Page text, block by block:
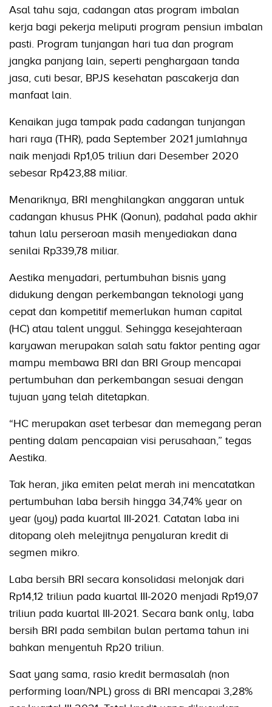
Asal tahu saja, cadangan atas program imbalan
kerja bagi pekerja meliputi program pensiun imbalan
pasti. Program tunjangan hari tua dan program
jangka panjang lain, seperti penghargaan tanda
jasa, cuti besar, BPJS kesehatan pascakerja dan
manfaat lain.
Kenaikan juga tampak pada cadangan tunjangan
hari raya (THR), pada September 2021 jumlahnya
naik menjadi Rp1,05 triliun dari Desember 2020
sebesar Rp423,88 miliar.
Menariknya, BRI menghilangkan anggaran untuk
cadangan khusus PHK (Qonun), padahal pada akhir
tahun lalu perseroan masih menyediakan dana
senilai Rp339,78 miliar.
Aestika menyadari, pertumbuhan bisnis yang
didukung dengan perkembangan teknologi yang
cepat dan kompetitif memerlukan human capital
(HC) atau talent unggul. Sehingga kesejahteraan
karyawan merupakan salah satu faktor penting agar
mampu membawa BRI dan BRI Group mencapai
pertumbuhan dan perkembangan sesuai dengan
tujuan yang telah ditetapkan.
“HC merupakan aset terbesar dan memegang peran
penting dalam pencapaian visi perusahaan,” tegas
Aestika.
Tak heran, jika emiten pelat merah ini mencatatkan
pertumbuhan laba bersih hingga 34,74% year on
year (yoy) pada kuartal III-2021. Catatan laba ini
ditopang oleh melejitnya penyaluran kredit di
segmen mikro.
Laba bersih BRI secara konsolidasi melonjak dari
Rp14,12 triliun pada kuartal III-2020 menjadi Rp19,07
triliun pada kuartal III-2021. Secara bank only, laba
bersih BRI pada sembilan bulan pertama tahun ini
bahkan menyentuh Rp20 triliun.
Saat yang sama, rasio kredit bermasalah (non
performing loan/NPL) gross di BRI mencapai 3,28%